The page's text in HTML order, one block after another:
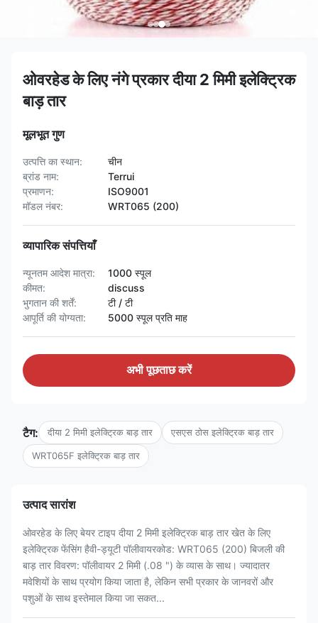
ओवरहेड के लिए नंगे प्रकार दीया 2 मिमी इलेक्ट्रिक
बाड़ तार
मूलभूत गुण
उत्पत्ति का स्थान:
चीन
ब्रांड नाम:
Terrui
प्रमाणन:
ISO9001
मॉडल नंबर:
WRT065 (200)
व्यापारिक संपत्तियाँ
न्यूनतम आदेश मात्रा:
1000 स्पूल
कीमत:
discuss
भुगतान की शर्तें:
टी / टी
आपूर्ति की योग्यता:
5000 स्पूल प्रति माह
अभी पूछताछ करें
टैग: दीया 2 मिमी इलेक्ट्रिक बाड़ तार एसएस ठोस इलेक्ट्रिक बाड़ तार
WRT065F इलेक्ट्रिक बाड़ तार
उत्पाद सारांश
ओवरहेड के लिए बेयर टाइप दीया 2 मिमी इलेक्ट्रिक बाड़ तार खेत के लिए
इलेक्ट्रिक फेंसिंग हैवी-ड्यूटी पॉलीवायरकोड: WRT065 (200) बिजली की
बाड़ तार विवरण: पॉलीवायर 2 मिमी (.08 ") के व्यास के साथ। ज्यादातर
मवेशियों के साथ प्रयोग किया जाता है, लेकिन सभी प्रकार के जानवरों और
पशुओं के साथ इस्तेमाल किया जा सकत...